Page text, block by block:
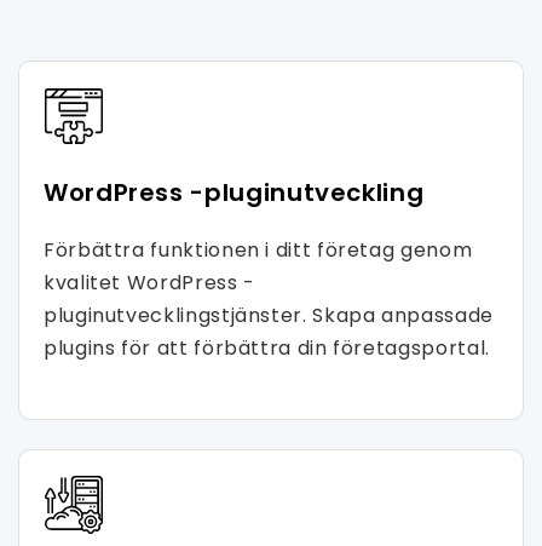
WordPress -pluginutveckling
Förbättra funktionen i ditt företag genom
kvalitet WordPress -
pluginutvecklingstjänster. Skapa anpassade
plugins för att förbättra din företagsportal.